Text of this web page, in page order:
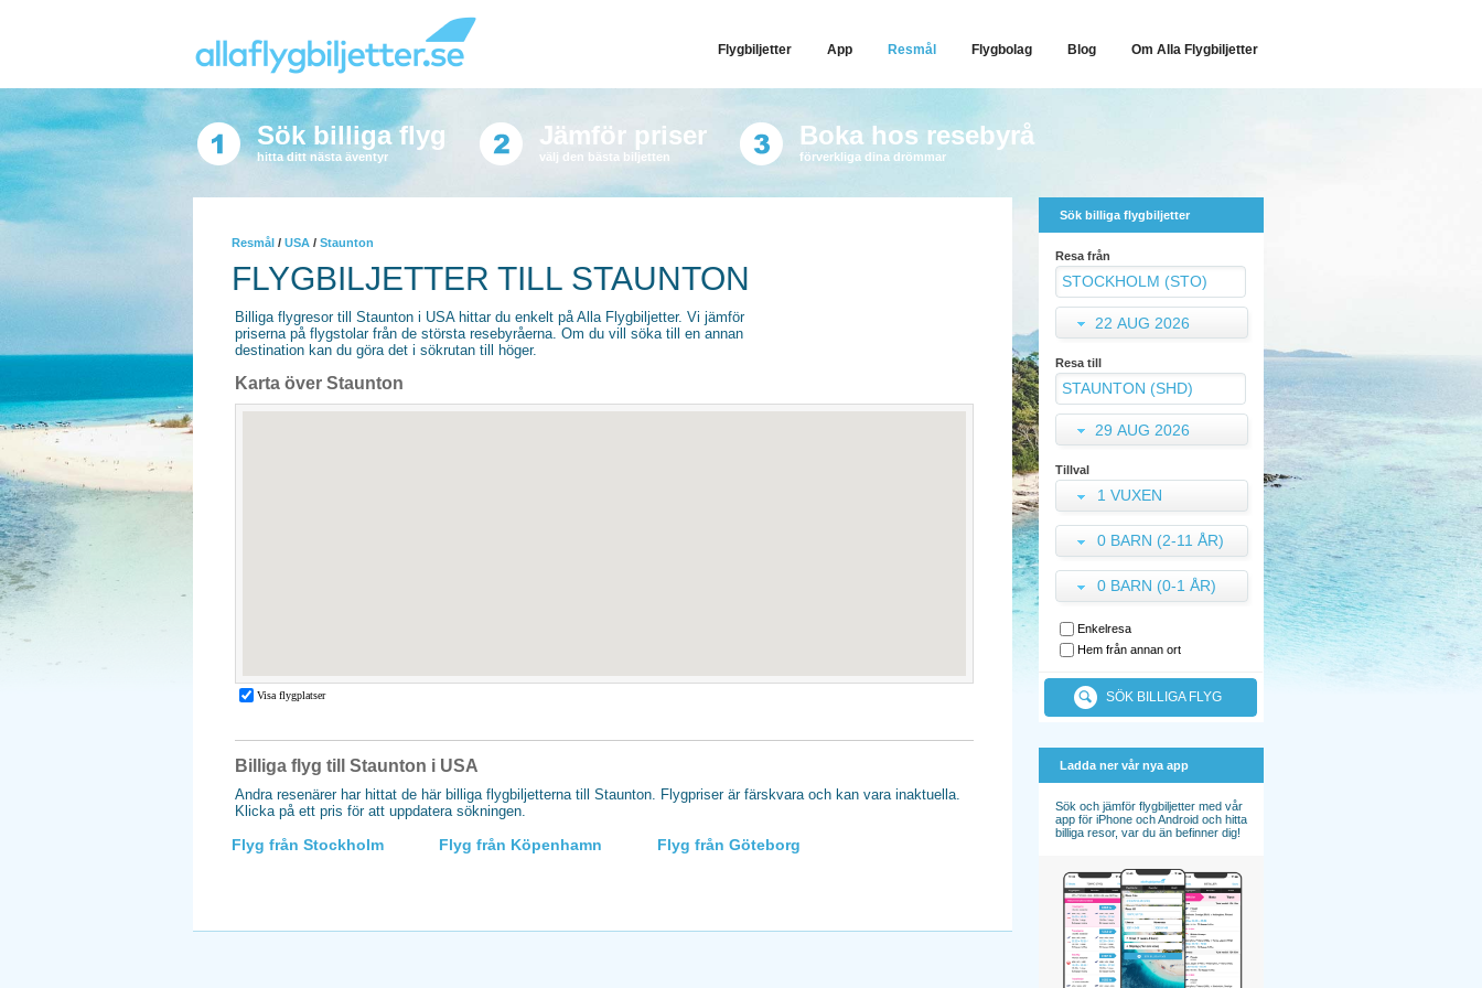
Flygbiljetter App Resmål Flygbolag Blog Om Alla Flygbiljetter
Sök billiga flyg
hitta ditt nästa äventyr
Jämför priser
välj den bästa biljetten
Boka hos resebyrå
förverkliga dina drömmar
Resmål / USA / Staunton
FLYGBILJETTER TILL STAUNTON
Billiga flygresor till Staunton i USA hittar du enkelt på Alla Flygbiljetter. Vi jämför
priserna på flygstolar från de största resebyråerna. Om du vill söka till en annan
destination kan du göra det i sökrutan till höger.
Karta över Staunton
Billiga flyg till Staunton i USA
Andra resenärer har hittat de här billiga flygbiljetterna till Staunton. Flygpriser är färskvara och kan vara inaktuella.
Klicka på ett pris för att uppdatera sökningen.
Flyg från Stockholm Flyg från Köpenhamn Flyg från Göteborg
Sök billiga flygbiljetter
Resa från
22 AUG 2026
Resa till
29 AUG 2026
Tillval
1 VUXEN
0 BARN (2-11 ÅR)
0 BARN (0-1 ÅR)
Enkelresa
Hem från annan ort
SÖK BILLIGA FLYG
Ladda ner vår nya app
Sök och jämför flygbiljetter med vår
app för iPhone och Android och hitta
billiga resor, var du än befinner dig!